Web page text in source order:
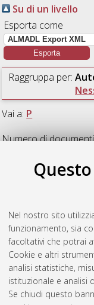
Nel nostro sito
funzionamento, sia
facoltativi che potrai
Cookie e altri
analisi statistiche,
istituzionale e analisi
Se chiudi questo
Su di un livello
Esporta come
Raggruppa per:
Vai a: P
Numero di
Modelling and
Bologna, Corso di
ingegneria
Questa lista e'